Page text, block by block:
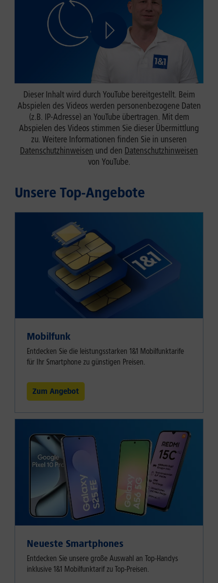
Dieser Inhalt wird durch YouTube bereitgestellt. Beim
Abspielen des Videos werden personenbezogene Daten
(z.B. IP-Adresse) an YouTube übertragen. Mit dem
Abspielen des Videos stimmen Sie dieser Übermittlung
zu. Weitere Informationen finden Sie in unseren
Datenschutzhinweisen und den Datenschutzhinweisen
von YouTube.
Unsere Top-Angebote
Mobilfunk
Entdecken Sie die leistungsstarken 1&1 Mobilfunktarife
für Ihr Smartphone zu günstigen Preisen.
Zum Angebot
Neueste Smartphones
Entdecken Sie unsere große Auswahl an Top-Handys
inklusive 1&1 Mobilfunktarif zu Top-Preisen.